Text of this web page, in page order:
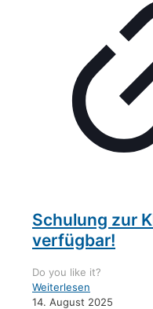
Schulung zur
verfügbar!
Do you like it?
Weiterlesen
14. August 2025